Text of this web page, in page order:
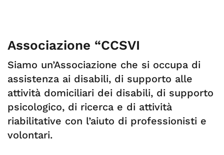
Associazione “CCSVI
Siamo un’Associazione che si occupa di
assistenza ai disabili, di supporto alle
attività domiciliari dei disabili, di supporto
psicologico, di ricerca e di attività
riabilitative con l’aiuto di professionisti e
volontari.